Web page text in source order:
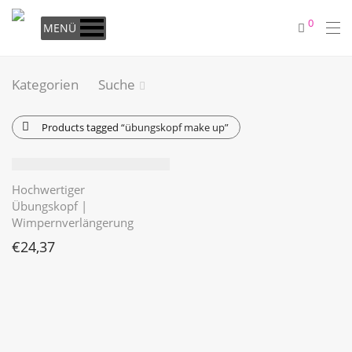
MENÜ 0
Kategorien Suche
Products tagged “übungskopf make up”
Hochwertiger
Übungskopf |
Wimpernverlängerung
€24,37